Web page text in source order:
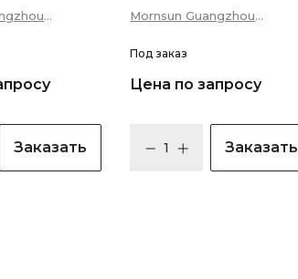
Заказать
Mornsun Guangzhou
Co., Ltd
Под заказ
Цена по запросу
Заказать